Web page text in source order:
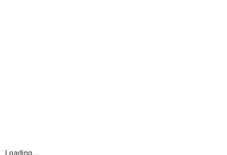
Loading...